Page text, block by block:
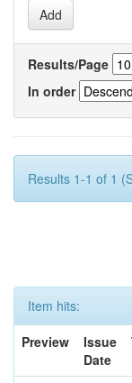
Results/Page
In order
Results 1-1 of 1
Item hits:
Preview
Issue
Date